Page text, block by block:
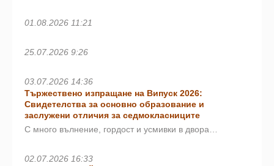
01.08.2026 11:21
25.07.2026 9:26
03.07.2026 14:36
Тържествено изпращане на Випуск 2026:
Свидетелства за основно образование и
заслужени отличия за седмокласниците
С много вълнение, гордост и усмивки в двора…
02.07.2026 16:33